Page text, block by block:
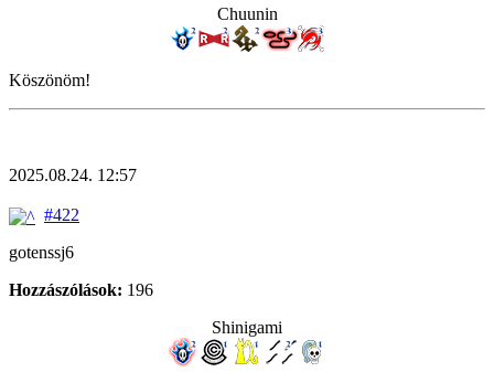
Chuunin
Köszönöm!
2025.08.24. 12:57
#422
gotenssj6
Hozzászólások: 196
Shinigami